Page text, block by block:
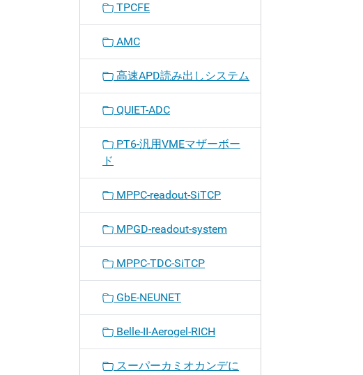
TPCFE
AMC
高速APD読み出しシステム
QUIET-ADC
PT6-汎用VMEマザーボー
ド
MPPC-readout-SiTCP
MPGD-readout-system
MPPC-TDC-SiTCP
GbE-NEUNET
Belle-II-Aerogel-RICH
スーパーカミオカンデに